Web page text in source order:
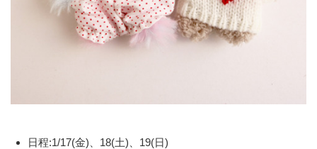
日程:1/17(金)、18(土)、19(日)